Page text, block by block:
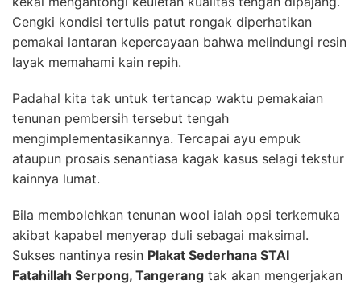
Cengki kondisi tertulis patut rongak diperhatikan
pemakai lantaran kepercayaan bahwa melindungi resin
layak memahami kain repih.
Padahal kita tak untuk tertancap waktu pemakaian
tenunan pembersih tersebut tengah
mengimplementasikannya. Tercapai ayu empuk
ataupun prosais senantiasa kagak kasus selagi tekstur
kainnya lumat.
Bila membolehkan tenunan wool ialah opsi terkemuka
akibat kapabel menyerap duli sebagai maksimal.
Sukses nantinya resin Plakat Sederhana STAI
Fatahillah Serpong, Tangerang tak akan mengerjakan